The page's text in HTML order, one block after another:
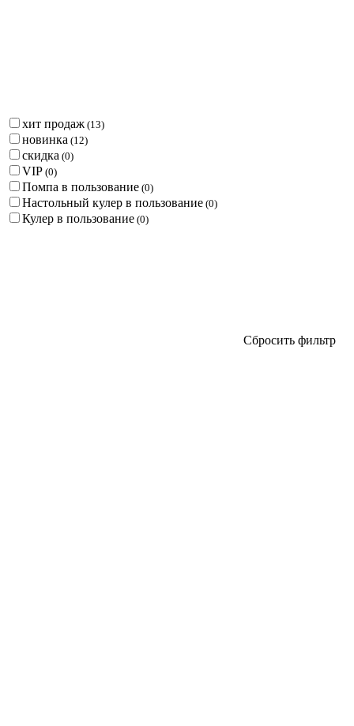
хит продаж (13)
новинка (12)
скидка (0)
VIP (0)
Помпа в пользование (0)
Настольный кулер в пользование (0)
Кулер в пользование (0)
Сбросить фильтр